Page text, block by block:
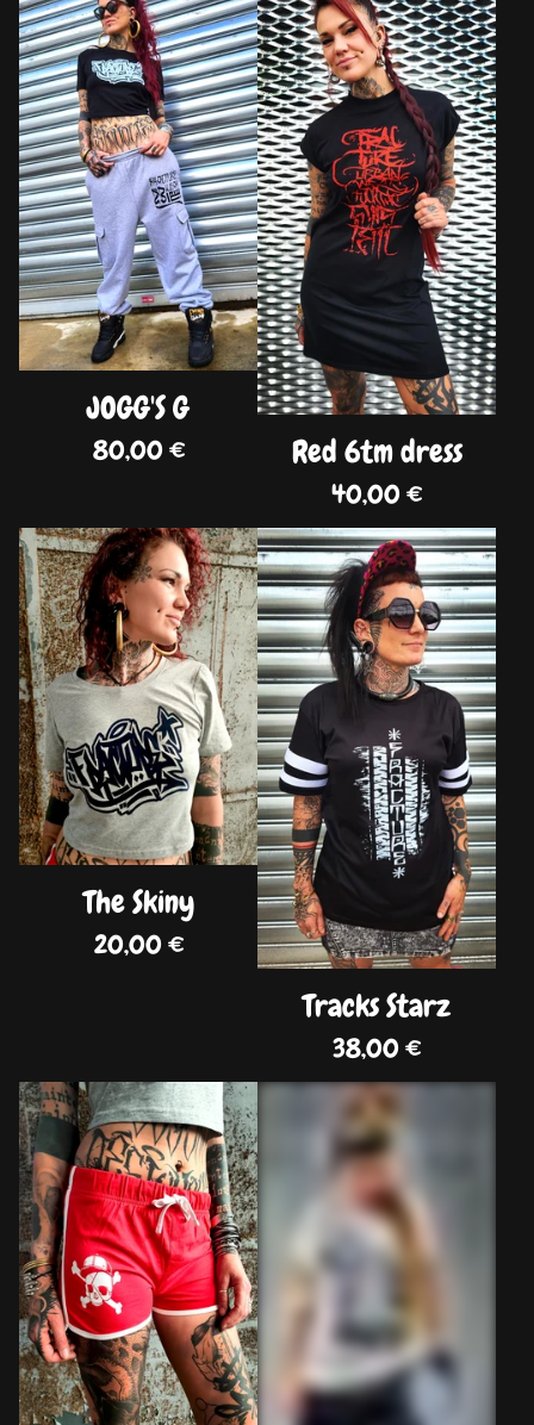
DISPO
JOGG'S G
80,00€
DISPO
Red 6tm dress
40,00€
DISPO
The Skiny
20,00€
DISPO
Tracks Starz
38,00€
DISPO DISPO